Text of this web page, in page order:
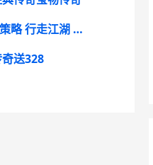
行侠江湖手机游戏新人开荒方法策略 行走江湖 行侠仗义
送328